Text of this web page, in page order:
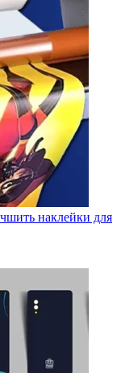
наклейки для